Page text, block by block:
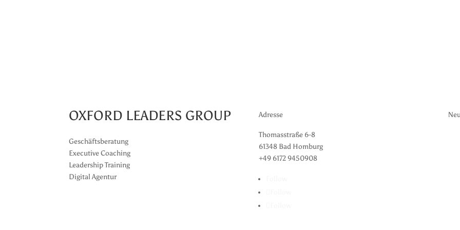
OXFORD LEADERS GROUP
Geschäftsberatung
Executive Coaching
Leadership Training
Digital Agentur
Adresse
Thomasstraße 6-8
61348 Bad Homburg
+49 6172 9450908